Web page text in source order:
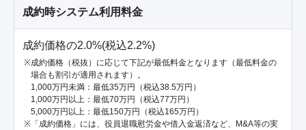
成約時システム利用料金
成約価格の2.0%(税込2.2%)
成約価格（税抜）に応じて下記が最低料金となります（最低料金の
場合も割引が適用されます）。
1,000万円未満：最低35万円（税込38.5万円）
1,000万円以上：最低70万円（税込77万円）
5,000万円以上：最低150万円（税込165万円）
「成約価格」には、役員退職慰労金や借入金返済など、M&A等の実